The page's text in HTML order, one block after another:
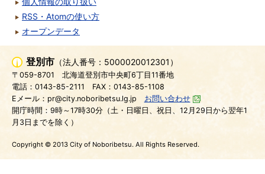
RSS・Atomの使い方
オープンデータ
登別市 （法人番号：5000020012301）
〒059-8701
北海道登別市中央町6丁目11番地
電話：0143-85-2111
FAX：0143-85-1108
Eメール：pr@city.noboribetsu.lg.jp
お問い合わせ
開庁時間：9時～17時30分（土・日曜日、祝日、12月29日から翌年1
月3日までを除く）
Copyright © 2013 City of Noboribetsu. All Rights Reserved.